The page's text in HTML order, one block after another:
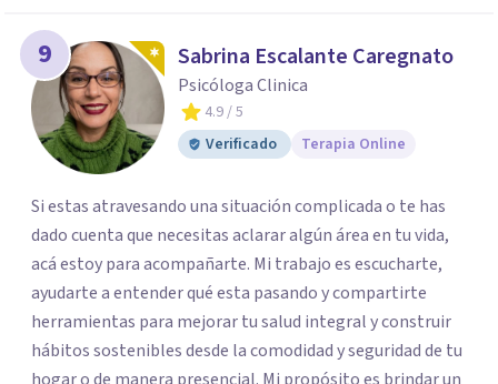
9 Sabrina Escalante Caregnato
Psicóloga Clinica
4.9/ 5
Verificado
Terapia Online
Si estas atravesando una situación complicada o te has
dado cuenta que necesitas aclarar algún área en tu vida,
acá estoy para acompañarte. Mi trabajo es escucharte,
ayudarte a entender qué esta pasando y compartirte
herramientas para mejorar tu salud integral y construir
hábitos sostenibles desde la comodidad y seguridad de tu